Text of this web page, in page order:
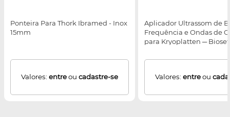
Ponteira Para Thork Ibramed - Inox
15mm
Valores: entreou cadastre-se
Aplicador Ultrassom de
Frequência e Ondas de
para Kryoplatten ─ Bioset
Valores: entreou